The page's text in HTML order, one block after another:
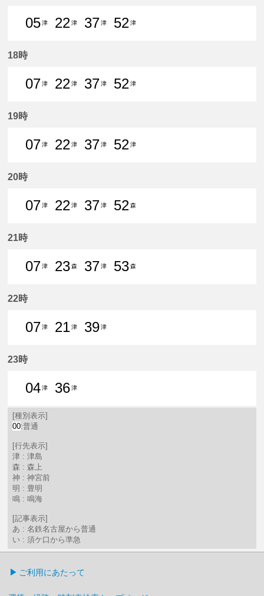
05津
22津
37津
52津
18時
07津
22津
37津
52津
19時
07津
22津
37津
52津
20時
07津
22津
37津
52森
21時
07津
23森
37津
53森
22時
07津
21津
39津
23時
04
4分はつ 普通津島いき
津
36
36分はつ 普通津島いき
津
[種別表示]
00:普通
[行先表示]
津 : 津島
森 : 森上
神 : 神宮前
明 : 豊明
鳴 : 鳴海
[記事表示]
あ : 名鉄名古屋から普通
い : 須ケ口から準急
ご利用にあたって